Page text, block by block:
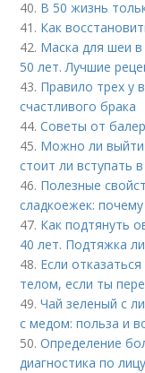
40. В 50 жизнь
41. Как
42. Маска для шеи
50 лет. Лучшие
43. Правило трех у
счастливого брака
44.Советы от
45. Можно ли выйти
стоит ли вступать
46. Полезные
сладкоежек:
47. Как подтянуть
40 лет. Подтяжка
48. Если
телом, если ты
49.Чай зеленый с
с медом: польза и
50.Определение
диагностика по лицу